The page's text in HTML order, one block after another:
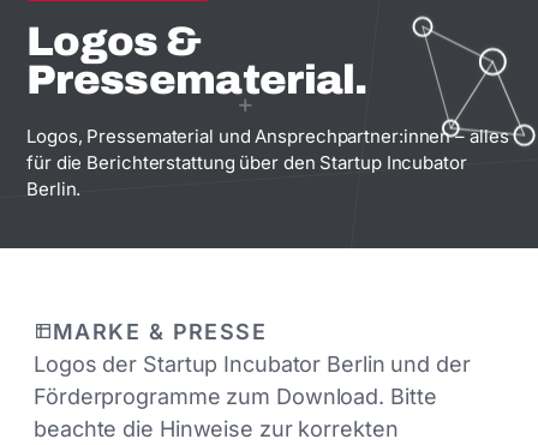
+
Logos &
Pressematerial.
Logos, Pressematerial und Ansprechpartner:innen – alles
für die Berichterstattung über den Startup Incubator
Berlin.
MARKE & PRESSE
Logos der Startup Incubator Berlin und der
Förderprogramme zum Download. Bitte
beachte die Hinweise zur korrekten